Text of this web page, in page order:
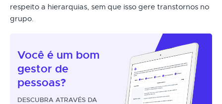
respeito a hierarquias, sem que isso gere transtornos no
grupo.
Você é um bom
gestor de
pessoas?
DESCUBRA ATRAVÉS DA